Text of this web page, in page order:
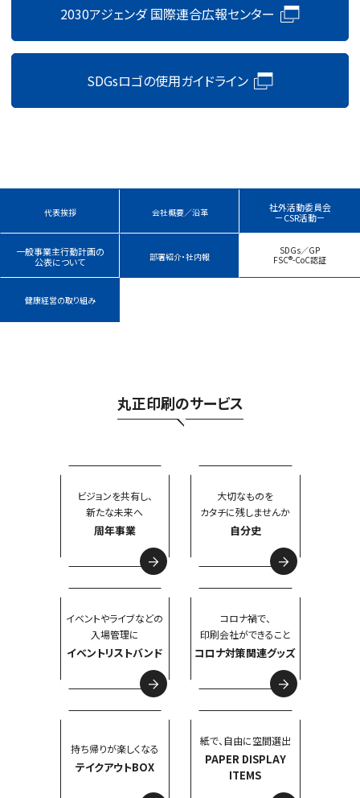
2030アジェンダ 国際連合広報センター
SDGsロゴの使用ガイドライン
代表挨拶 会社概要／沿革
社外活動委員会
－CSR活動－
一般事業主行動計画の
公表について
部署紹介・社内報
SDGs／GP
FSC®-CoC認証
健康経営の取り組み
丸正印刷のサービス
ビジョンを共有し、
新たな未来へ
周年事業
大切なものを
カタチに残しませんか
自分史
イベントやライブなどの
入場管理に
イベントリストバンド
コロナ禍で、
印刷会社ができること
コロナ対策関連グッズ
持ち帰りが楽しくなる
テイクアウトBOX
紙で、自由に空間選出
PAPER DISPLAY
ITEMS